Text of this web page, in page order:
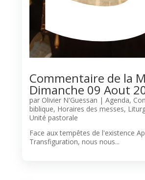
Commentaire de la
Dimanche 09 Aout
par Olivier N'Guessan | Agenda,
biblique, Horaires des messes,
Unité pastorale
Face aux tempêtes de l'existence
Transfiguration, nous nous...